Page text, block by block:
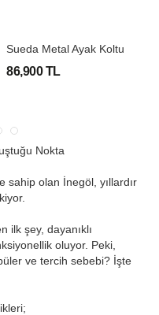
86,900 TL
Nokta
sahip olan İnegöl, yıllardır
ilk şey, dayanıklı
oluyor. Peki,
ve tercih sebebi? İşte